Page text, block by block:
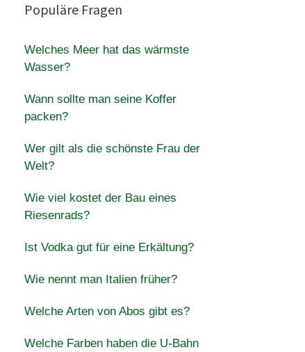
Populäre Fragen
Welches Meer hat das wärmste
Wasser?
Wann sollte man seine Koffer
packen?
Wer gilt als die schönste Frau der
Welt?
Wie viel kostet der Bau eines
Riesenrads?
Ist Vodka gut für eine Erkältung?
Wie nennt man Italien früher?
Welche Arten von Abos gibt es?
Welche Farben haben die U-Bahn